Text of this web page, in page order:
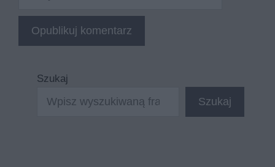
Szukaj
Szukaj